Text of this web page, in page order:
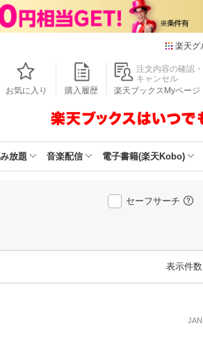
楽天グ
お気に入り 購入履歴
注文内容の確認・
キャンセル
楽天ブックスMyページ
放題 音楽配信 電子書籍(楽天Kobo)
セーフサーチ
表示件数